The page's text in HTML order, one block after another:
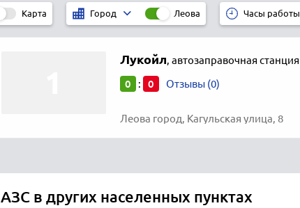
Карта Город Леова Часы работы
Лукойл, автозаправочная станция
0 : 0 Отзывы (0)
Леова город, Кагульская улица, 8
АЗС в других населенных пунктах